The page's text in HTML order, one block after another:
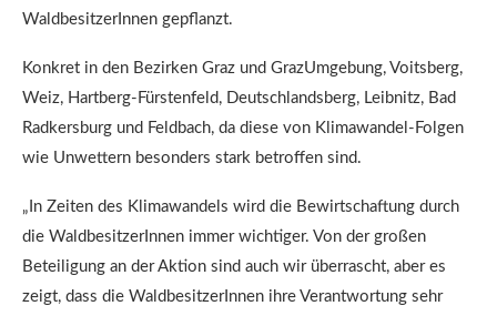
WaldbesitzerInnen gepflanzt.
Konkret in den Bezirken Graz und GrazUmgebung, Voitsberg,
Weiz, Hartberg-Fürstenfeld, Deutschlandsberg, Leibnitz, Bad
Radkersburg und Feldbach, da diese von Klimawandel-Folgen
wie Unwettern besonders stark betroffen sind.
„In Zeiten des Klimawandels wird die Bewirtschaftung durch
die WaldbesitzerInnen immer wichtiger. Von der großen
Beteiligung an der Aktion sind auch wir überrascht, aber es
zeigt, dass die WaldbesitzerInnen ihre Verantwortung sehr